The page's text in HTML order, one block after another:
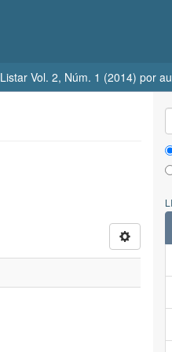
Listar Vol. 2, Núm. 1 (2014) por